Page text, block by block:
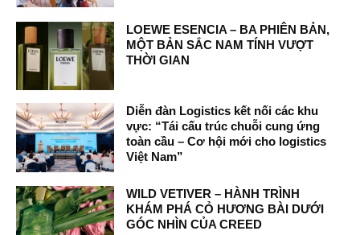
LOEWE ESENCIA – BA PHIÊN BẢN,
MỘT BẢN SẮC NAM TÍNH VƯỢT
THỜI GIAN
Diễn đàn Logistics kết nối các khu
vực: “Tái cấu trúc chuỗi cung ứng
toàn cầu – Cơ hội mới cho logistics
Việt Nam”
WILD VETIVER – HÀNH TRÌNH
KHÁM PHÁ CỎ HƯƠNG BÀI DƯỚI
GÓC NHÌN CỦA CREED